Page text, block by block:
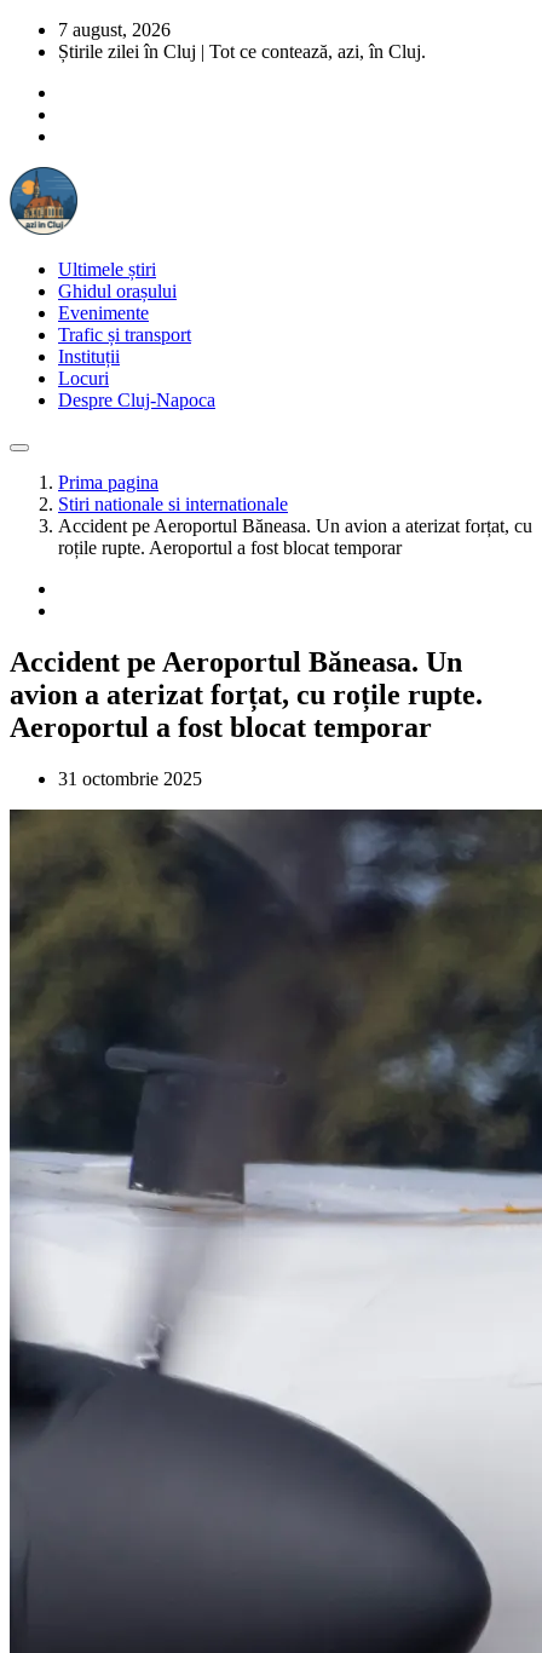
7 august, 2026
Știrile zilei în Cluj | Tot ce contează, azi, în Cluj.
Ultimele știri
Ghidul orașului
Evenimente
Trafic și transport
Instituții
Locuri
Despre Cluj-Napoca
Prima pagina
Stiri nationale si internationale
Accident pe Aeroportul Băneasa. Un avion a aterizat forțat, cu
roțile rupte. Aeroportul a fost blocat temporar
Accident pe Aeroportul Băneasa. Un
avion a aterizat forțat, cu roțile rupte.
Aeroportul a fost blocat temporar
31 octombrie 2025